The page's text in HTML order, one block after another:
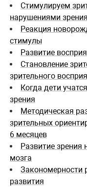
Стимулируем
нарушениями зрения
Реакция
стимулы
Развитие
Становление
зрительного
Когда дети
зрения
Методическая
зрительных
6 месяцев
Развитие зрения
мозга
Закономерности
развития